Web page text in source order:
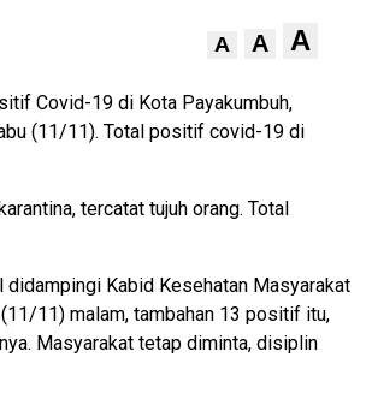
A A A
Covid-19 di Kota Payakumbuh,
(11/11). Total positif covid-19 di
tercatat tujuh orang. Total
Kabid Kesehatan Masyarakat
11) malam, tambahan 13 positif itu,
Masyarakat tetap diminta, disiplin